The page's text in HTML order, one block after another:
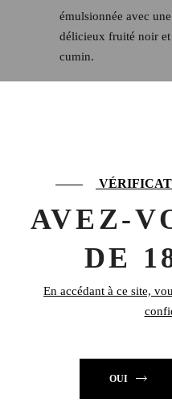
AVEZ-
DE
En accédant à ce site,
OUI
émulsionnée avec
délicieux fruité noir et
cumin.
PRODUITS